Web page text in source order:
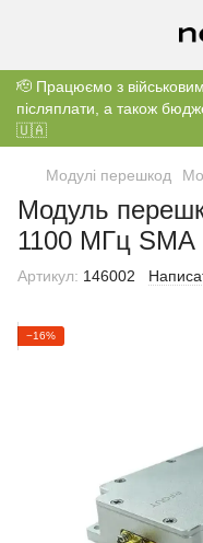
🫡 Працюємо з
післяплати, а також
🇺🇦
Модулі перешкод
Модуль
1100 МГц SMA
Артикул: 146002
−16%